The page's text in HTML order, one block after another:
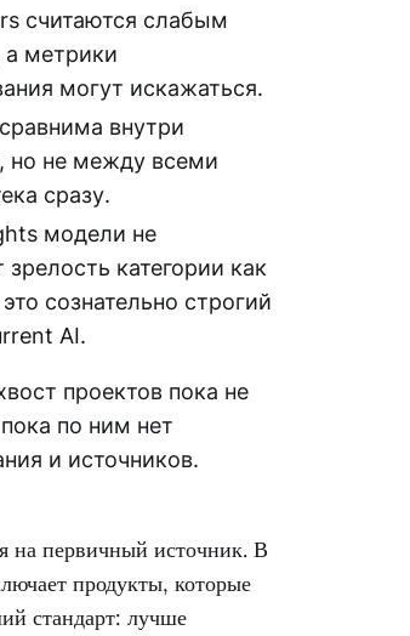
считаются слабым
а метрики
могут искажаться.
внутри
но не между всеми
сразу.
модели не
категории как
сознательно строгий
AI.
проектов пока не
по ним нет
и источников.
на первичный источник. В
продукты, которые
стандарт: лучше